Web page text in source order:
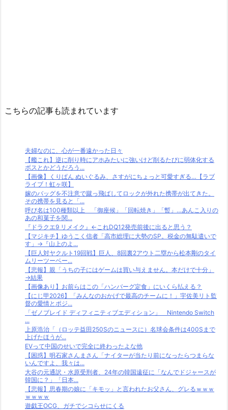
こちらの記事も読まれています
夫婦なのに、心が一番遠かった日々
【艦これ】逆に削り時にアホみたいに強いけど削るたびに弱体化する
ボスとかどうだろう...
【画像】くりぱん ぬいぐるみ、さすがにちょっと可愛すぎる…【ラブ
ライブ！虹ヶ咲】
嫁のバッグを不注意で蹴っ飛ばしてロックが外れた携帯が出てきた。
その携帯を見ると「...
呼び名は100種類以上 「御座候」「回転焼き」「暫」…あんこ入りの
あの和菓子を関...
『ドラクエ9 リメイク』←これDQ12発売前後に出ると思う？
【マジキチ】ゆうこく信者「高市総理に大勢のSP。税金の無駄遣いで
す」→『山上のよ...
【巨人対ヤクルト19回戦】巨人、8回裏2アウト二塁から松本剛のタイ
ムリーツーベー...
【悲報】親「うちの子にはゲームは買い与えません。本だけで十分」
→結果
【画像あり】お前らはこの「ハンバーグ定食」にいくら払える？
【にじ甲2026】「みんなのおかげで最高のチームに！」宇佐美リト監
督の愛情とポジ...
「ゼノブレイド ディフィニティブエディション」 Nintendo Switch
...
上原浩治「（ロッテ益田250Sのニュースに）名球会条件は400Sまで
上げたほうが...
EVって中国のせいで完全に終わったよな他
【困惑】明石家さんまさん「ナイターが当たり前になったらつまらな
いんですよ、我々は...
大谷の元通訳・水原受刑者、24年の韓国遠征に「なんでドジャースが
韓国に？」「日本...
【悲報】思春期の娘に「キモッ」と言われたお父さん、グレるｗｗｗ
ｗｗｗｗ
遊戯王OCG、ガチでシコらせにくる